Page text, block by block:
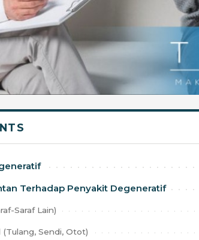
Terhadap Penyakit Degeneratif
Saraf Lain)
Sendi, Otot)